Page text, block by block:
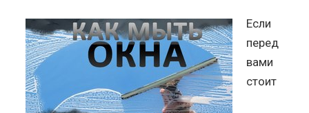
Если
перед
вами
стоит